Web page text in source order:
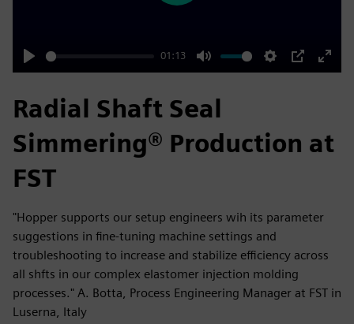
Play
01:13
Mute Settings
PIP
Enter
Radial Shaft Seal
Simmering® Production at
FST
"Hopper supports our setup engineers wih its parameter
suggestions in fine-tuning machine settings and
troubleshooting to increase and stabilize efficiency across
all shfts in our complex elastomer injection molding
processes." A. Botta, Process Engineering Manager at FST in
Luserna, Italy